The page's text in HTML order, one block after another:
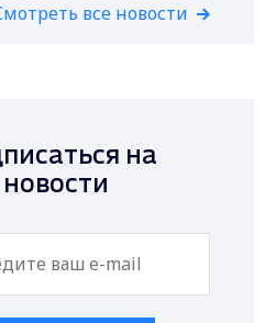
все новости
на
новости